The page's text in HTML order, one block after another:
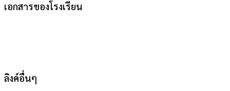
เอกสารของโรงเรียน
ลิงค์อื่นๆ